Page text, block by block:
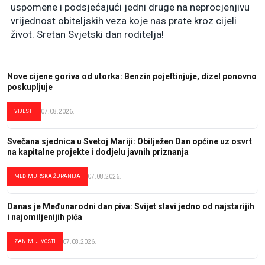
uspomene i podsjećajući jedni druge na neprocjenjivu
vrijednost obiteljskih veza koje nas prate kroz cijeli
život. Sretan Svjetski dan roditelja!
Nove cijene goriva od utorka: Benzin pojeftinjuje, dizel ponovno
poskupljuje
VIJESTI 07.08.2026.
Svečana sjednica u Svetoj Mariji: Obilježen Dan općine uz osvrt
na kapitalne projekte i dodjelu javnih priznanja
MEĐIMURSKA ŽUPANIJA 07.08.2026.
Danas je Međunarodni dan piva: Svijet slavi jedno od najstarijih
i najomiljenijih pića
ZANIMLJIVOSTI 07.08.2026.